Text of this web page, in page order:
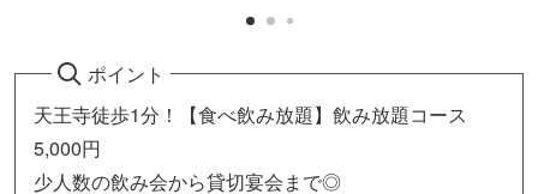
ポイント
天王寺徒歩1分！【食べ飲み放題】飲み放題コース
5,000円
少人数の飲み会から貸切宴会まで◎